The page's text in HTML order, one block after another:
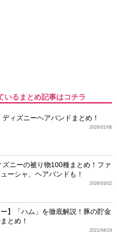
いるまとめ記事はコチラ
ディズニーヘアバンドまとめ！
2026/01/06
ズニーの被り物100種まとめ！ファ
ーシャ、ヘアバンドも！
2026/03/02
ー】「ハム」を徹底解説！豚の貯金
とめ！
2021/04/24